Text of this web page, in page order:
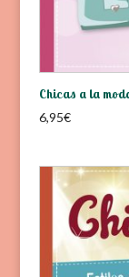
Chicas a la
6,95€